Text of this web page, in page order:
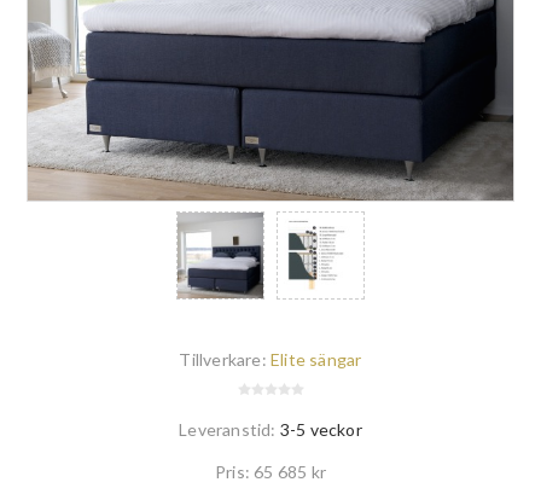
Tillverkare: Elite sängar
Leveranstid: 3-5 veckor
Pris: 65 685 kr